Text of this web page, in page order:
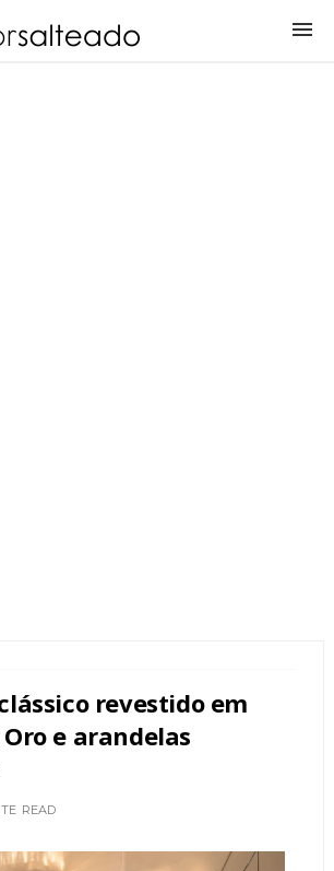
revestido em
e arandelas
READ